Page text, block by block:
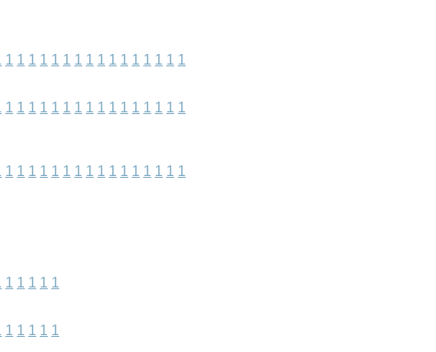
1 1 1 1 1 1 1 1 1 1 1 1 1 1 1 1
1 1 1 1 1 1 1 1 1 1 1 1 1 1 1 1
1 1 1 1 1 1 1 1 1 1 1 1 1 1 1 1
1 1 1 1 1
1 1 1 1 1